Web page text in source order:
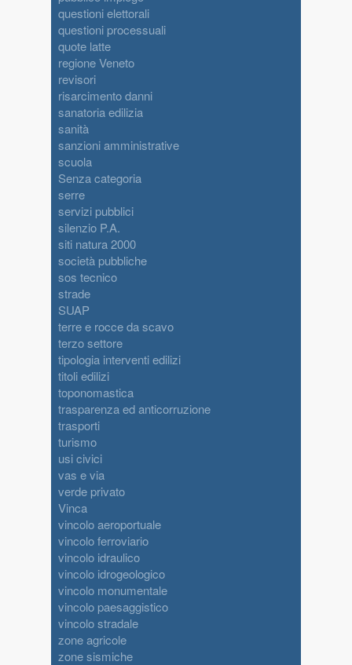
questioni elettorali
questioni processuali
quote latte
regione Veneto
revisori
risarcimento danni
sanatoria edilizia
sanità
sanzioni amministrative
scuola
Senza categoria
serre
servizi pubblici
silenzio P.A.
siti natura 2000
società pubbliche
sos tecnico
strade
SUAP
terre e rocce da scavo
terzo settore
tipologia interventi edilizi
titoli edilizi
toponomastica
trasparenza ed anticorruzione
trasporti
turismo
usi civici
vas e via
verde privato
Vinca
vincolo aeroportuale
vincolo ferroviario
vincolo idraulico
vincolo idrogeologico
vincolo monumentale
vincolo paesaggistico
vincolo stradale
zone agricole
zone sismiche